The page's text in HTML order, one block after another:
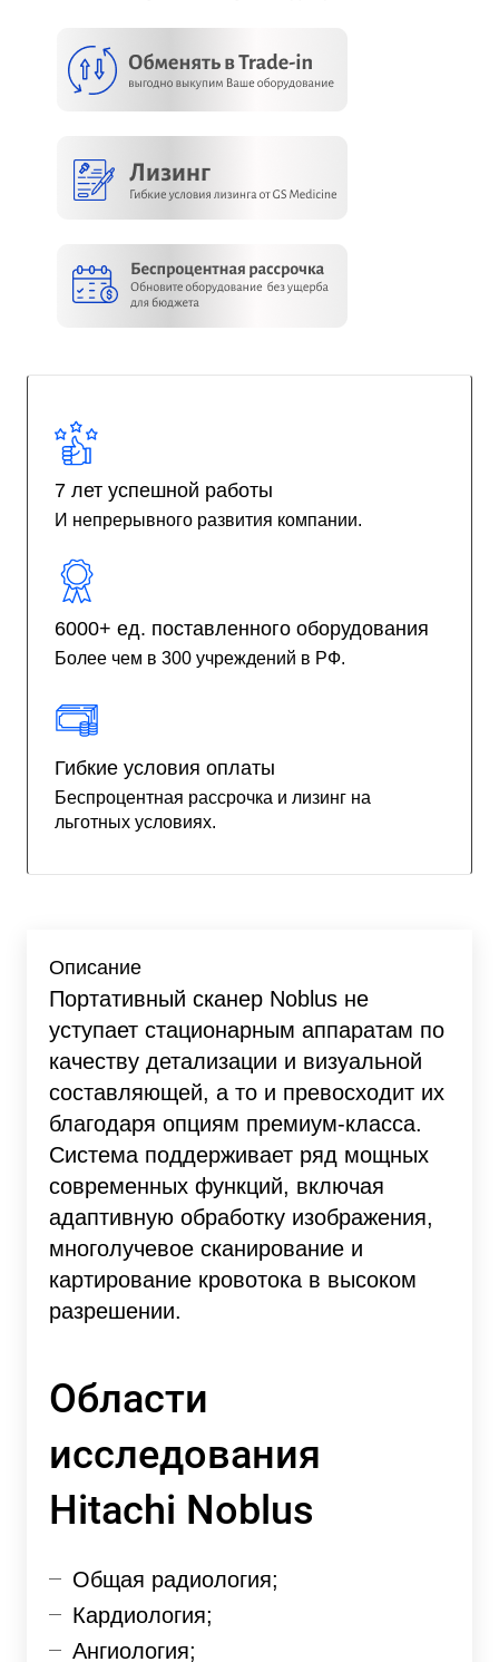
7 лет успешной работы
И непрерывного развития компании.
6000+ ед. поставленного оборудования
Более чем в 300 учреждений в РФ.
Гибкие условия оплаты
Беспроцентная рассрочка и лизинг на
льготных условиях.
Описание
Портативный сканер Noblus не
уступает стационарным аппаратам по
качеству детализации и визуальной
составляющей, а то и превосходит их
благодаря опциям премиум-класса.
Система поддерживает ряд мощных
современных функций, включая
адаптивную обработку изображения,
многолучевое сканирование и
картирование кровотока в высоком
разрешении.
Области
исследования
Hitachi Noblus
Общая радиология;
Кардиология;
Ангиология;